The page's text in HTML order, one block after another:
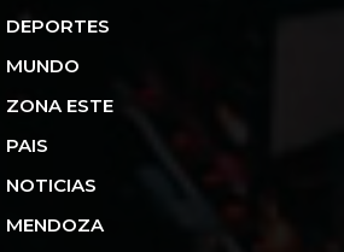
DEPORTES
MUNDO
ZONA ESTE
PAIS
NOTICIAS
MENDOZA